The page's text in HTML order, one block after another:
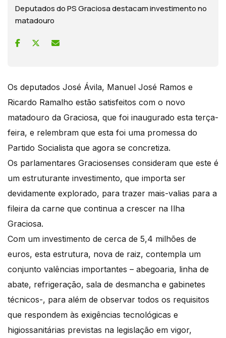
Deputados do PS Graciosa destacam investimento no
matadouro
Os deputados José Ávila, Manuel José Ramos e
Ricardo Ramalho estão satisfeitos com o novo
matadouro da Graciosa, que foi inaugurado esta terça-
feira, e relembram que esta foi uma promessa do
Partido Socialista que agora se concretiza.
Os parlamentares Graciosenses consideram que este é
um estruturante investimento, que importa ser
devidamente explorado, para trazer mais-valias para a
fileira da carne que continua a crescer na Ilha
Graciosa.
Com um investimento de cerca de 5,4 milhões de
euros, esta estrutura, nova de raiz, contempla um
conjunto valências importantes – abegoaria, linha de
abate, refrigeração, sala de desmancha e gabinetes
técnicos-, para além de observar todos os requisitos
que respondem às exigências tecnológicas e
higiossanitárias previstas na legislação em vigor,